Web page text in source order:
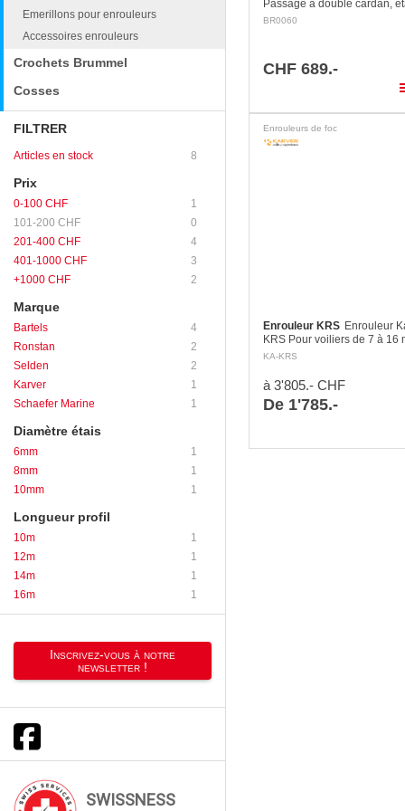
Emerillons pour enrouleurs
Accessoires enrouleurs
Crochets Brummel
Cosses
FILTRER
Articles en stock 8
Prix
0-100 CHF
1
101-200 CHF
0
201-400 CHF
4
401-1000 CHF
3
+1000 CHF
2
Marque
Bartels
4
Ronstan
2
Selden
2
Karver
1
Schaefer Marine
1
Diamètre étais
6mm
1
8mm
1
10mm
1
Longueur profil
10m
1
12m
1
14m
1
16m
1
Inscrivez-vous à notre
newsletter !
SWISSNESS
Passage à double cardan,
Platine de pont: 70 x 110 mm
BR0060
CHF 689.-
Enrouleurs de foc
Enrouleur KRS Enrouleur
KRS Pour voiliers de 7 à 16
a pris le temps de concevoir
voile cumulant une…
KA-KRS
à 3'805.- CHF
De 1'785.-